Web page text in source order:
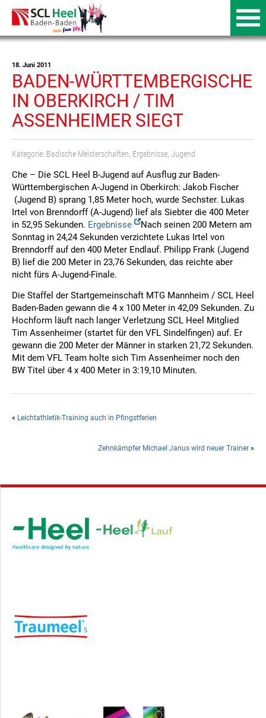
18. Juni 2011
BADEN-WÜRTTEMBERGISCHE
IN OBERKIRCH / TIM
ASSENHEIMER SIEGT
Kategorie: Badische Meisterschaften, Ergebnisse, Jugend
Che – Die SCL Heel B-Jugend auf Ausflug zur Baden-
Württembergischen A-Jugend in Oberkirch: Jakob Fischer
(Jugend B) sprang 1,85 Meter hoch, wurde Sechster. Lukas
Irtel von Brenndorff (A-Jugend) lief als Siebter die 400 Meter
in 52,95 Sekunden. Ergebnisse
Nach seinen 200 Metern am
Sonntag in 24,24 Sekunden verzichtete Lukas Irtel von
Brenndorff auf den 400 Meter Endlauf. Philipp Frank (Jugend
B) lief die 200 Meter in 23,76 Sekunden, das reichte aber
nicht fürs A-Jugend-Finale.
Die Staffel der Startgemeinschaft MTG Mannheim / SCL Heel
Baden-Baden gewann die 4 x 100 Meter in 42,09 Sekunden. Zu
Hochform läuft nach langer Verletzung SCL Heel Mitglied
Tim Assenheimer (startet für den VFL Sindelfingen) auf. Er
gewann die 200 Meter der Männer in starken 21,72 Sekunden.
Mit dem VFL Team holte sich Tim Assenheimer noch den
BW Titel über 4 x 400 Meter in 3:19,10 Minuten.
« Leichtathletik-Training auch in Pfingstferien
Zehnkämpfer Michael Janus wird neuer Trainer »